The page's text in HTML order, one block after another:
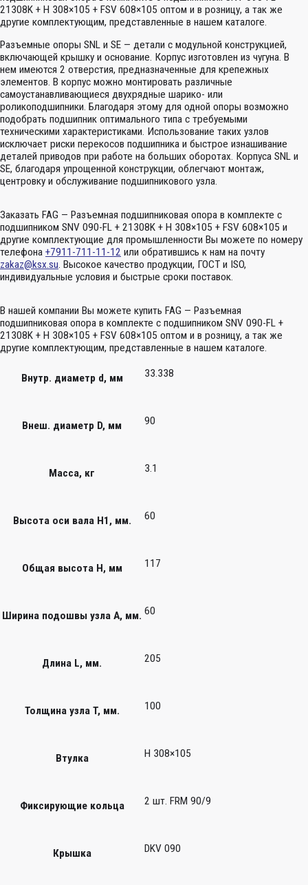
21308K + H 308×105 + FSV 608×105 оптом и в розницу, а так же
другие комплектующим, представленные в нашем каталоге.
Разъемные опоры SNL и SE — детали с модульной конструкцией,
включающей крышку и основание. Корпус изготовлен из чугуна. В
нем имеются 2 отверстия, предназначенные для крепежных
элементов. В корпус можно монтировать различные
самоустанавливающиеся двухрядные шарико- или
роликоподшипники. Благодаря этому для одной опоры возможно
подобрать подшипник оптимального типа с требуемыми
техническими характеристиками. Использование таких узлов
исключает риски перекосов подшипника и быстрое изнашивание
деталей приводов при работе на больших оборотах. Корпуса SNL и
SE, благодаря упрощенной конструкции, облегчают монтаж,
центровку и обслуживание подшипникового узла.
Заказать FAG — Разъемная подшипниковая опора в комплекте с
подшипником SNV 090-FL + 21308K + H 308×105 + FSV 608×105 и
другие комплектующие для промышленности Вы можете по номеру
телефона +7911-711-11-12 или обратившись к нам на почту
zakaz@ksx.su. Высокое качество продукции, ГОСТ и ISO,
индивидуальные условия и быстрые сроки поставок.
В нашей компании Вы можете купить FAG — Разъемная
подшипниковая опора в комплекте с подшипником SNV 090-FL +
21308K + H 308×105 + FSV 608×105 оптом и в розницу, а так же
другие комплектующим, представленные в нашем каталоге.
Внутр. диаметр d, мм 33.338
Внеш. диаметр D, мм 90
Масса, кг 3.1
Высота оси вала H1, мм. 60
Общая высота H, мм 117
Ширина подошвы узла А, мм. 60
Длина L, мм. 205
Толщина узла T, мм. 100
Втулка H 308×105
Фиксирующие кольца 2 шт. FRM 90/9
Крышка DKV 090